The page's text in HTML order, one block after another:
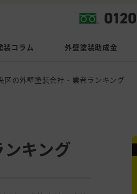
装コラム 外壁塗装助成金
区の外壁塗装会社・業者ランキング
キング